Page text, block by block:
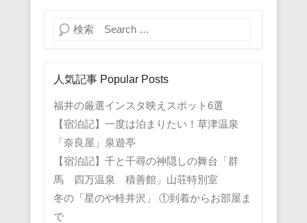
検索
人気記事 Popular Posts
福井の厳選インスタ映えスポット6選
【宿泊記】一度は泊まりたい！草津温泉
「奈良屋」泉遊亭
【宿泊記】千と千尋の神隠しの舞台「群
馬 四万温泉 積善館」山荘特別室
冬の「星のや軽井沢」 ①到着からお部屋ま
で